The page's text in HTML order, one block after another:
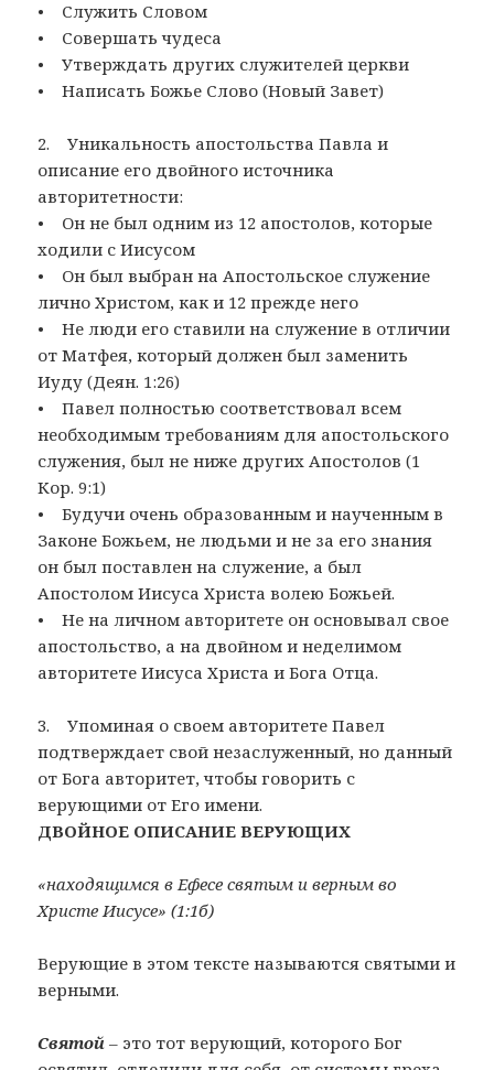
• Служить Словом
• Совершать чудеса
• Утверждать других служителей церкви
• Написать Божье Слово (Новый Завет)
2. Уникальность апостольства Павла и
описание его двойного источника
авторитетности:
• Он не был одним из 12 апостолов, которые
ходили с Иисусом
• Он был выбран на Апостольское служение
лично Христом, как и 12 прежде него
• Не люди его ставили на служение в отличии
от Матфея, который должен был заменить
Иуду (Деян. 1:26)
• Павел полностью соответствовал всем
необходимым требованиям для апостольского
служения, был не ниже других Апостолов (1
Кор. 9:1)
• Будучи очень образованным и наученным в
Законе Божьем, не людьми и не за его знания
он был поставлен на служение, а был
Апостолом Иисуса Христа волею Божьей.
• Не на личном авторитете он основывал свое
апостольство, а на двойном и неделимом
авторитете Иисуса Христа и Бога Отца.
3. Упоминая о своем авторитете Павел
подтверждает свой незаслуженный, но данный
от Бога авторитет, чтобы говорить с
верующими от Его имени.
ДВОЙНОЕ ОПИСАНИЕ ВЕРУЮЩИХ
«находящимся в Ефесе святым и верным во
Христе Иисусе» (1:1б)
Верующие в этом тексте называются святыми и
верными.
Святой– это тот верующий, которого Бог